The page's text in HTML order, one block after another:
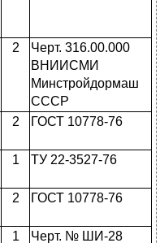
2
Черт. 316.00.000
ВНИИСМИ
Минстройдормаш
СССР
2 ГОСТ 10778-76
1 ТУ 22-3527-76
2 ГОСТ 10778-76
1
Черт. № ШИ-28